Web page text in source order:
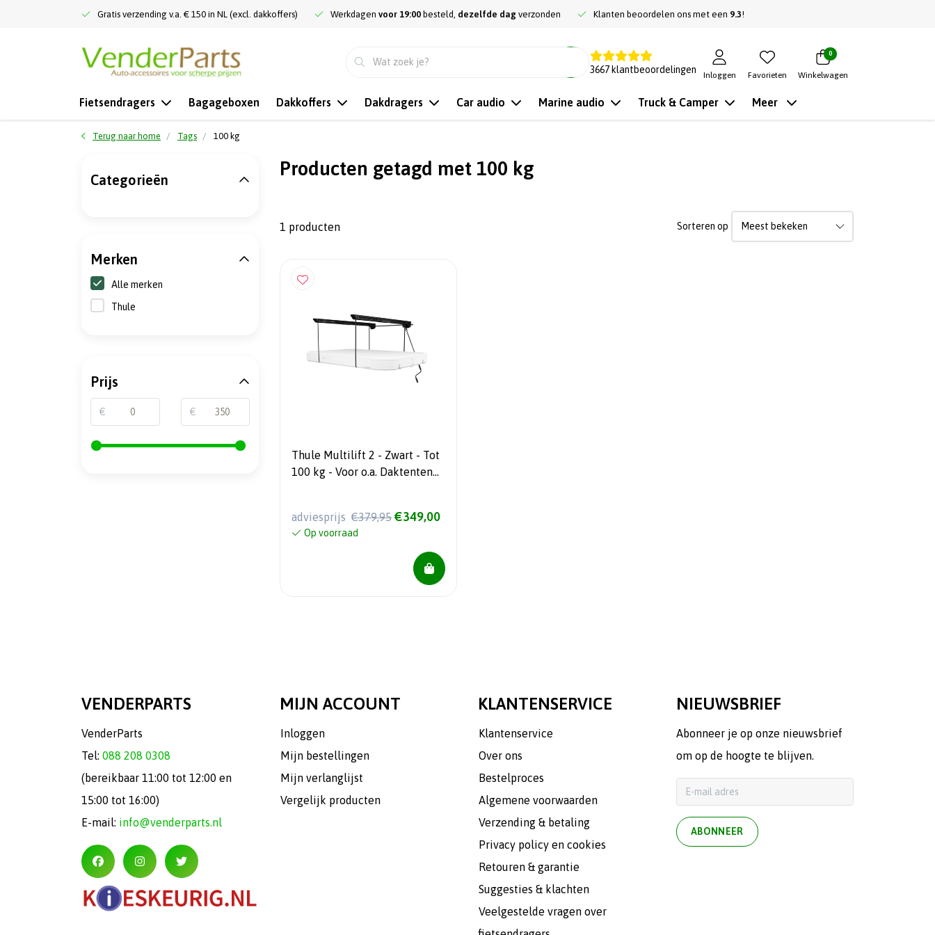
Gratis verzending v.a. € 150 in NL (excl. dakkoffers) Werkdagen voor 19:00 besteld, dezelfde dag verzonden Klanten beoordelen ons met een 9.3!
3667 klantbeoordelingen
Inloggen Favorieten
0
Winkelwagen
Fietsendragers Bagageboxen Dakkoffers Dakdragers Car audio Marine audio Truck & Camper Meer
Terug naar home Tags 100 kg
Producten getagd met 100 kg
1 producten Sorteren op
Thule Multilift 2 - Zwart - Tot
100 kg - Voor o.a. Daktenten
adviesprijs €379,95 €349,00
Op voorraad
Categorieën
Merken
Alle merken
Thule
Prijs
€ €
VENDERPARTS
VenderParts
Tel: 088 208 0308
(bereikbaar 11:00 tot 12:00 en
15:00 tot 16:00)
E-mail: info@venderparts.nl
MIJN ACCOUNT
Inloggen
Mijn bestellingen
Mijn verlanglijst
Vergelijk producten
KLANTENSERVICE
Klantenservice
Over ons
Bestelproces
Algemene voorwaarden
Verzending & betaling
Privacy policy en cookies
Retouren & garantie
Suggesties & klachten
Veelgestelde vragen over
NIEUWSBRIEF
Abonneer je op onze nieuwsbrief
om op de hoogte te blijven.
ABONNEER